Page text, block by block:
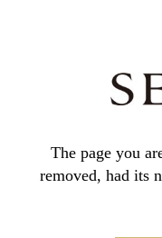
The page you
removed, had its